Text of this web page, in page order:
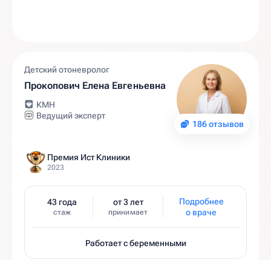
186 отзывов
Детский отоневролог
Прокопович Елена Евгеньевна
КМН
Ведущий эксперт
Премия Ист Клиники
2023
43 года
стаж
от 3 лет
принимает
Подробнее
о враче
Работает с беременными